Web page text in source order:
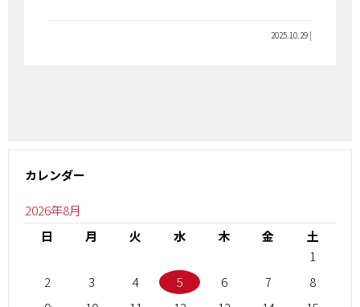
2025.10.29 |
カレンダー
2026年8月
日
月 火 水 木 金
土
1
2
3 4 5 6 7
8